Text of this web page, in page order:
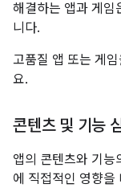
해결하는 앱과 게임
니다.
고품질 앱 또는 게
요.
콘텐츠 및 기능
앱의 콘텐츠와 기능
에 직접적인 영향을